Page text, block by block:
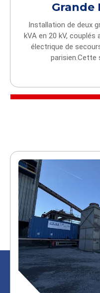
Grande
Installation de deux
kVA en 20 kV, couplés
électrique de
parisien.Cette